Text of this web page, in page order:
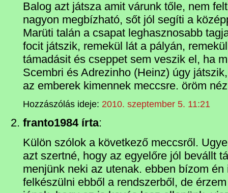
Balog azt játsza amit várunk tőle, nem
nagyon megbízható, sőt jól segíti a
Marüti talán a csapat leghasznosabb
focit játszik, remekül lát a pályán,
támadásit és cseppet sem veszik el, ha
Scembri és Adrezinho (Heinz) úgy
az emberek kimennek meccsre. öröm
Hozzászólás ideje: 2010. szeptember 5. 11:21
franto1984 írta:
Külön szólok a következő meccsről.
azt szertné, hogy az egyelőre jól bevállt
menjünk neki az utenak. ebben bízom
felkészülni ebből a rendszerből, de